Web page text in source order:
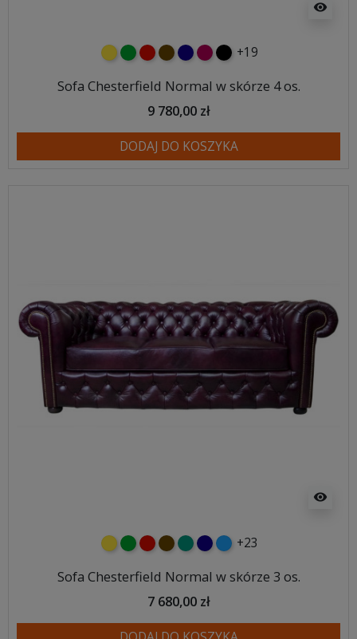
visibility
żółtyzielonyczerwony
czekoladowy
granatowy
malinowy
czarny
+19
Sofa Chesterfield Normal w skórze 4 os.
9 780,00 zł
DODAJ DO KOSZYKA
visibility
żółtyzielonyczerwony
czekoladowy
turkusowy
granatowy
niebieski
+23
Sofa Chesterfield Normal w skórze 3 os.
7 680,00 zł